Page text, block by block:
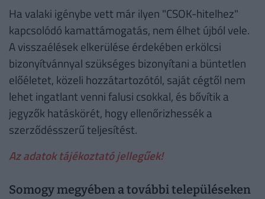
Ha valaki igénybe vett már ilyen "CSOK-hitelhez"
kapcsolódó kamattámogatás, nem élhet újból vele.
A visszaélések elkerülése érdekében erkölcsi
bizonyítvánnyal szükséges bizonyítani a büntetlen
előéletet, közeli hozzátartozótól, saját cégtől nem
lehet ingatlant venni falusi csokkal, és bővítik a
jegyzők hatáskörét, hogy ellenőrizhessék a
szerződésszerű teljesítést.
Az adatok tájékoztató jellegűek!
Somogy megyében a további településeken